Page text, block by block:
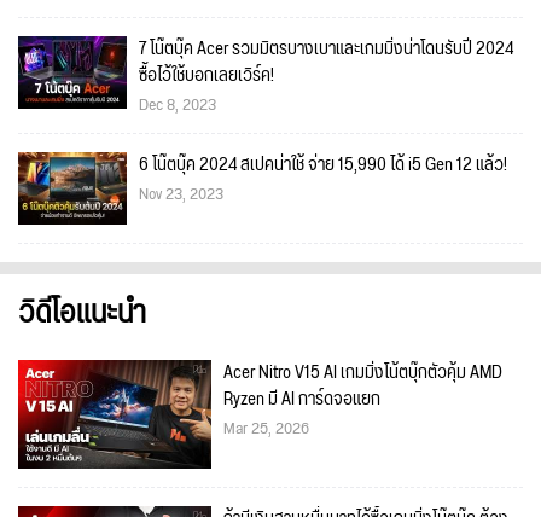
7 โน๊ตบุ๊ค Acer รวมมิตรบางเบาและเกมมิ่งน่าโดนรับปี 2024
ซื้อไว้ใช้บอกเลยเวิร์ค!
Dec 8, 2023
6 โน๊ตบุ๊ค 2024 สเปคน่าใช้ จ่าย 15,990 ได้ i5 Gen 12 แล้ว!
Nov 23, 2023
วิดีโอแนะนำ
Acer Nitro V15 AI เกมมิ่งโน้ตบุ๊กตัวคุ้ม AMD
Ryzen มี AI การ์ดจอแยก
Mar 25, 2026